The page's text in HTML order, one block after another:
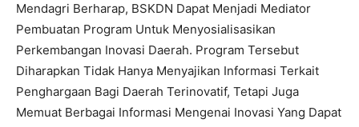
Mendagri Berharap, BSKDN Dapat Menjadi Mediator
Pembuatan Program Untuk Menyosialisasikan
Perkembangan Inovasi Daerah. Program Tersebut
Diharapkan Tidak Hanya Menyajikan Informasi Terkait
Penghargaan Bagi Daerah Terinovatif, Tetapi Juga
Memuat Berbagai Informasi Mengenai Inovasi Yang Dapat